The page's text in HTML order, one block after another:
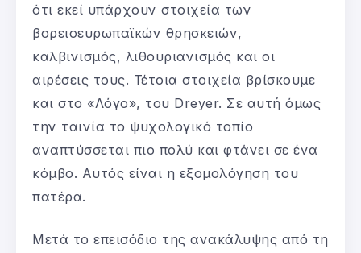
ότι εκεί υπάρχουν στοιχεία των
βορειοευρωπαϊκών θρησκειών,
καλβινισμός, λιθουριανισμός και οι
αιρέσεις τους. Τέτοια στοιχεία βρίσκουμε
και στο «Λόγο», του Dreyer. Σε αυτή όμως
την ταινία το ψυχολογικό τοπίο
αναπτύσσεται πιο πολύ και φτάνει σε ένα
κόμβο. Αυτός είναι η εξομολόγηση του
πατέρα.
Μετά το επεισόδιο της ανακάλυψης από τη